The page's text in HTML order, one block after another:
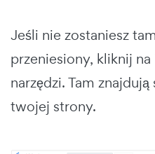
Jeśli nie zostaniesz
przeniesiony, kliknij
narzędzi. Tam
twojej strony.